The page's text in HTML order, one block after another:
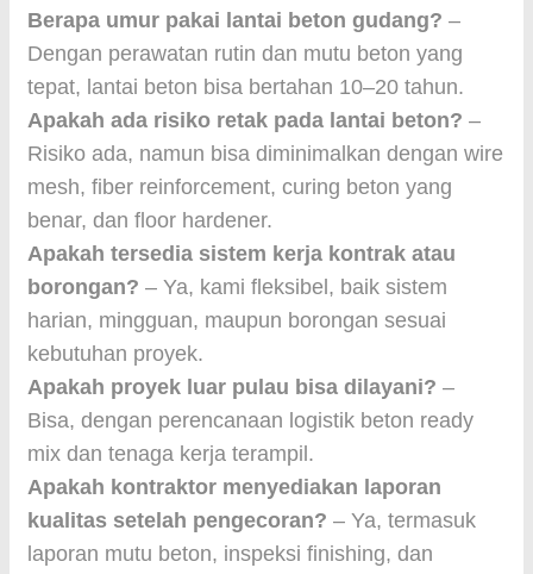
Berapa umur pakai lantai beton gudang? –
Dengan perawatan rutin dan mutu beton yang
tepat, lantai beton bisa bertahan 10–20 tahun.
Apakah ada risiko retak pada lantai beton? –
Risiko ada, namun bisa diminimalkan dengan wire
mesh, fiber reinforcement, curing beton yang
benar, dan floor hardener.
Apakah tersedia sistem kerja kontrak atau
borongan? – Ya, kami fleksibel, baik sistem
harian, mingguan, maupun borongan sesuai
kebutuhan proyek.
Apakah proyek luar pulau bisa dilayani? –
Bisa, dengan perencanaan logistik beton ready
mix dan tenaga kerja terampil.
Apakah kontraktor menyediakan laporan
kualitas setelah pengecoran? – Ya, termasuk
laporan mutu beton, inspeksi finishing, dan